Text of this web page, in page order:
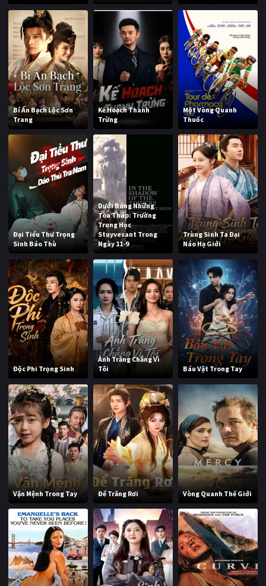
Bí Ẩn Bạch Lộc Sơn
Trang
Kế Hoạch Thanh
Trừng
Một Vòng Quanh
Thuốc
Đại Tiểu Thư Trọng
Sinh Báo Thù
Dưới Bóng Những
Tòa Tháp: Trường
Trung Học
Stuyvesant Trong
Ngày 11-9
Trùng Sinh Ta Đại
Náo Hạ Giới
Độc Phi Trọng Sinh
Ánh Trăng Chẳng Vì
Tôi
Báu Vật Trong Tay
Vận Mệnh Trong Tay Để Trăng Rơi Vòng Quanh Thế Giới